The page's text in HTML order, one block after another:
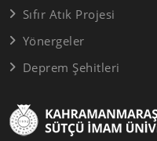
Sıfır Atık Projesi
Yönergeler
Deprem Şehitleri